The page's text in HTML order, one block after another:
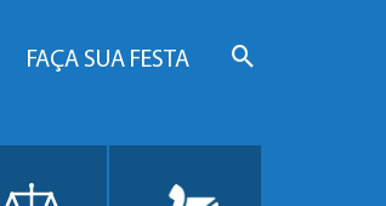
FAÇA SUA FESTA